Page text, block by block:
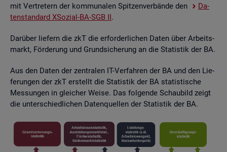
mit Ver­tre­tern der kom­mu­na­len Spit­zen­ver­bän­de den
Da­
ten­stan­dard XSo­zi­al-BA-SGB II.
Dar­über lie­fern die zkT die er­for­der­li­chen Daten über Ar­beits­
markt, För­de­rung und Grund­si­che­rung an die Sta­tis­tik der BA.
Aus den Daten der zen­tra­len IT-Ver­fah­ren der BA und den Lie­
fe­run­gen der zkT er­stellt die Sta­tis­tik der BA sta­tis­ti­sche
Mes­sun­gen in glei­cher Weise. Das fol­gen­de Schau­bild zeigt
die un­ter­schied­li­chen Da­ten­quel­len der Sta­tis­tik der BA.